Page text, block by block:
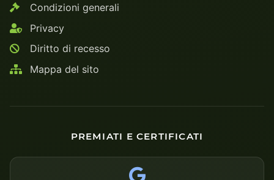
Condizioni generali
Privacy
Diritto di recesso
Mappa del sito
PREMIATI E CERTIFICATI